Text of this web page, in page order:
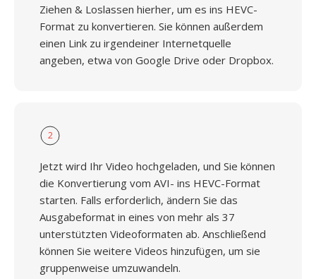
Ziehen & Loslassen hierher, um es ins HEVC-
Format zu konvertieren. Sie können außerdem
einen Link zu irgendeiner Internetquelle
angeben, etwa von Google Drive oder Dropbox.
2
Jetzt wird Ihr Video hochgeladen, und Sie können
die Konvertierung vom AVI- ins HEVC-Format
starten. Falls erforderlich, ändern Sie das
Ausgabeformat in eines von mehr als 37
unterstützten Videoformaten ab. Anschließend
können Sie weitere Videos hinzufügen, um sie
gruppenweise umzuwandeln.